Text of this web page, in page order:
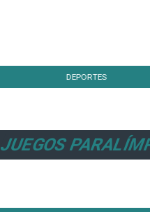
DEPORTES
JUEGOS